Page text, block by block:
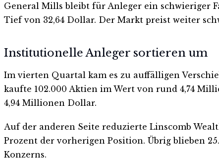
General Mills bleibt für Anleger ein schwieriger
Tief von 32,64 Dollar. Der Markt preist weiter
Institutionelle Anleger sortieren um
Im vierten Quartal kam es zu auffälligen
kaufte 102.000 Aktien im Wert von rund 4,74
4,94 Millionen Dollar.
Auf der anderen Seite reduzierte Linscomb
Prozent der vorherigen Position. Übrig blieben
Konzerns.